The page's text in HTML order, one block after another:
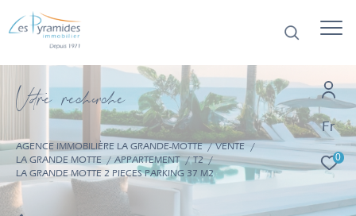
Fr
0
Vore recece
AGENCE IMMOBILIÈRE LA GRANDE-MOTTE
VENTE
LA GRANDE MOTTE
APPARTEMENT
T2
LA GRANDE MOTTE 2 PIECES PARKING 37 M2